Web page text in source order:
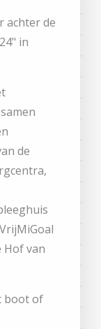
achter de
in
de
Hof van
boot of